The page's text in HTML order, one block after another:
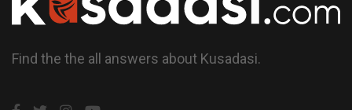
Find the the all answers about Kusadasi.